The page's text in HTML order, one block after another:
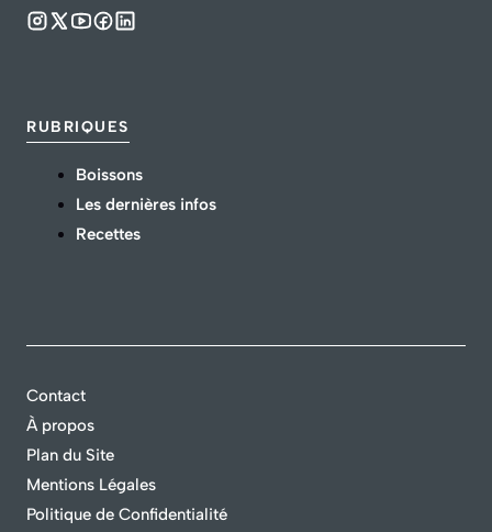
RUBRIQUES
Boissons
Les dernières infos
Recettes
Contact
À propos
Plan du Site
Mentions Légales
Politique de Confidentialité